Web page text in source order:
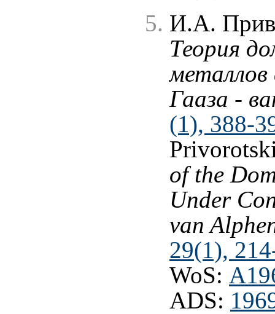
И.А.
Теория
металлов
Гааза -
(1), 388-
of the
Under
van
29(1),
WoS:
ADS: